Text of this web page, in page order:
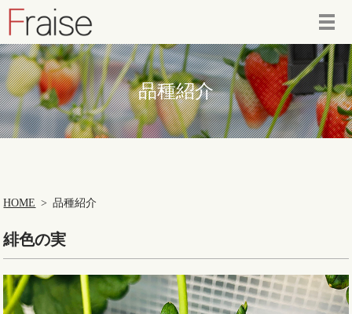
品種紹介
HOME 品種紹介
緋色の実